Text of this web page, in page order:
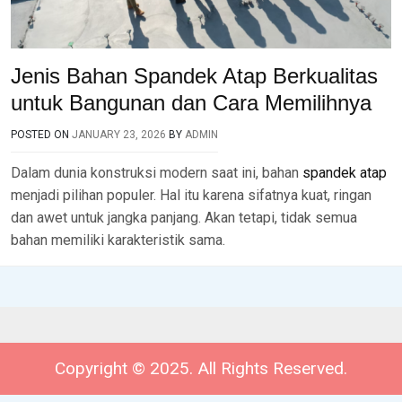
Jenis Bahan Spandek Atap Berkualitas
untuk Bangunan dan Cara Memilihnya
POSTED ON JANUARY 23, 2026 BY ADMIN
Dalam dunia konstruksi modern saat ini, bahan spandek atap
menjadi pilihan populer. Hal itu karena sifatnya kuat, ringan
dan awet untuk jangka panjang. Akan tetapi, tidak semua
bahan memiliki karakteristik sama.